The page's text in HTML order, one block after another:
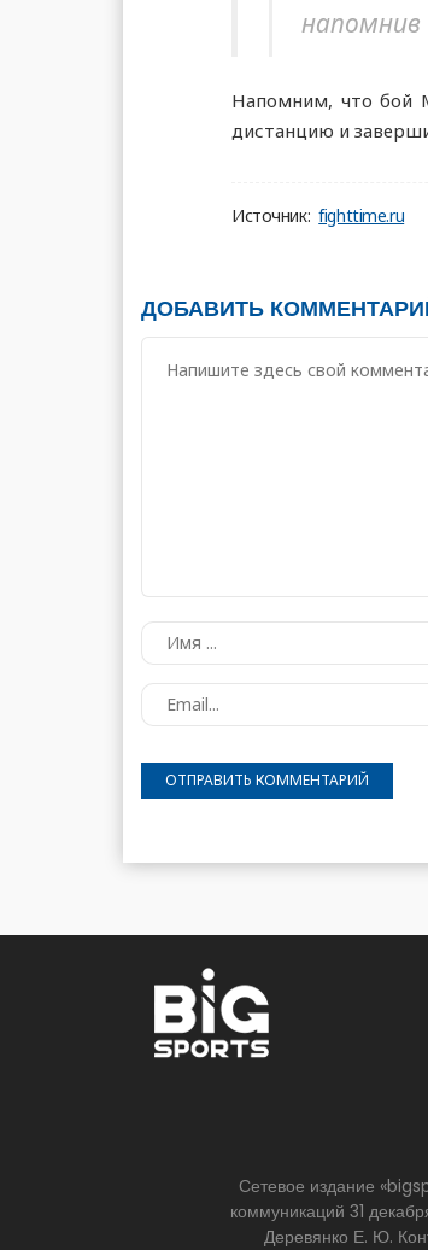
Напомним, что бой
дистанцию и
Источник: fighttime.ru
ДОБАВИТЬ
Сетевое издание
коммуникаций 31
Деревянко Е. Ю.